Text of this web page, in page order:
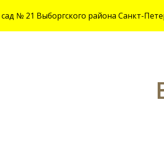
Skip to main content
№ 21 Выборгского района Санкт-